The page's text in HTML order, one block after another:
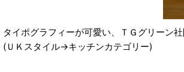
タイポグラフィーが可愛い、ＴＧグリーン
(ＵＫスタイル→キッチンカテゴリー)